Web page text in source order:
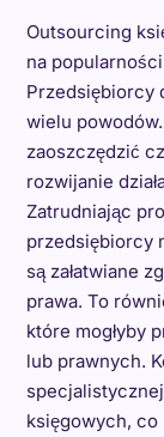
Outsourcing
na
Przedsiębiorcy
wielu
zaoszczędzić
rozwijanie
Zatrudniając
przedsiębiorcy
są załatwiane
prawa. To
które mogłyby
lub prawnych.
księgowych, co